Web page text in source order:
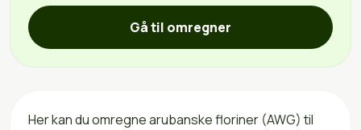
Gå til omregner
Her kan du omregne arubanske floriner (AWG) til